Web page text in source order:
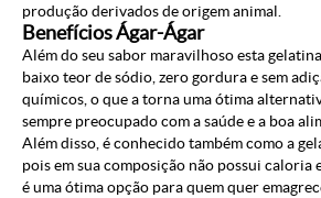
produção derivados de origem animal.
Benefícios Ágar-Ágar
Além do seu sabor maravilhoso esta
baixo teor de sódio, zero gordura e sem
químicos, o que a torna uma ótima
sempre preocupado com a saúde e a boa
Além disso, é conhecido também como a
pois em sua composição não possui caloria
é uma ótima opção para quem quer